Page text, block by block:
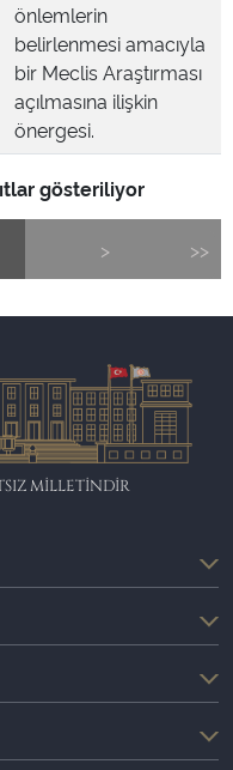
önlemlerin
belirlenmesi amacıyla
bir Meclis Araştırması
açılmasına ilişkin
önergesi.
gösteriliyor
> >>
MİLLETİNDİR